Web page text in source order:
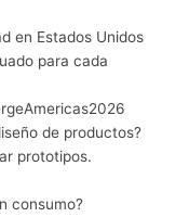
en Estados Unidos
para cada
de productos?
prototipos.
consumo?